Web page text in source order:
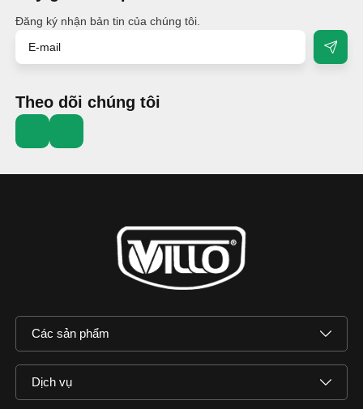
Đăng ký nhận bản tin của chúng tôi.
Theo dõi chúng tôi
Các sản phẩm
Dịch vụ